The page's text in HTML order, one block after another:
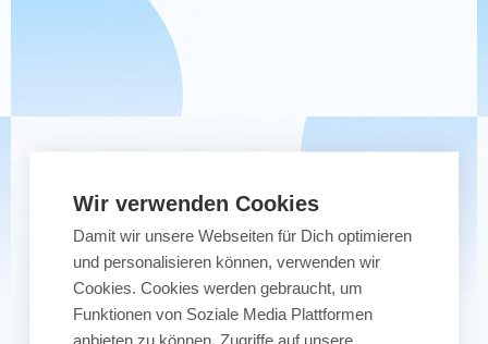
Diese Seite ist in
Wir verwenden Cookies
Damit wir unsere Webseiten für Dich optimieren
und personalisieren können, verwenden wir
Cookies. Cookies werden gebraucht, um
Funktionen von Soziale Media Plattformen
anbieten zu können, Zugriffe auf unsere